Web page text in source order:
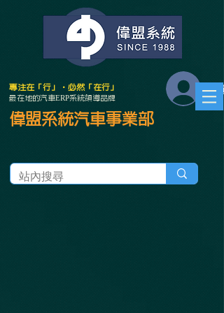
偉盟系統汽車事業部
專注在「行」．必然「在行」
最在地的汽車ERP系統領導品牌
會